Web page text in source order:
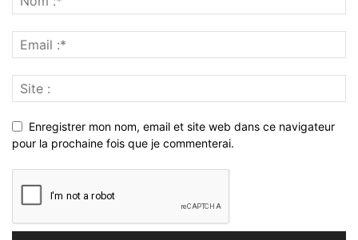
Enregistrer mon nom, email et site web dans ce navigateur
pour la prochaine fois que je commenterai.